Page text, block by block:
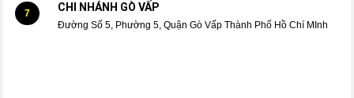
7 CHI NHÁNH GÒ VẤP
Đường Số 5, Phường 5, Quận Gò Vấp Thành Phố Hồ Chí MInh